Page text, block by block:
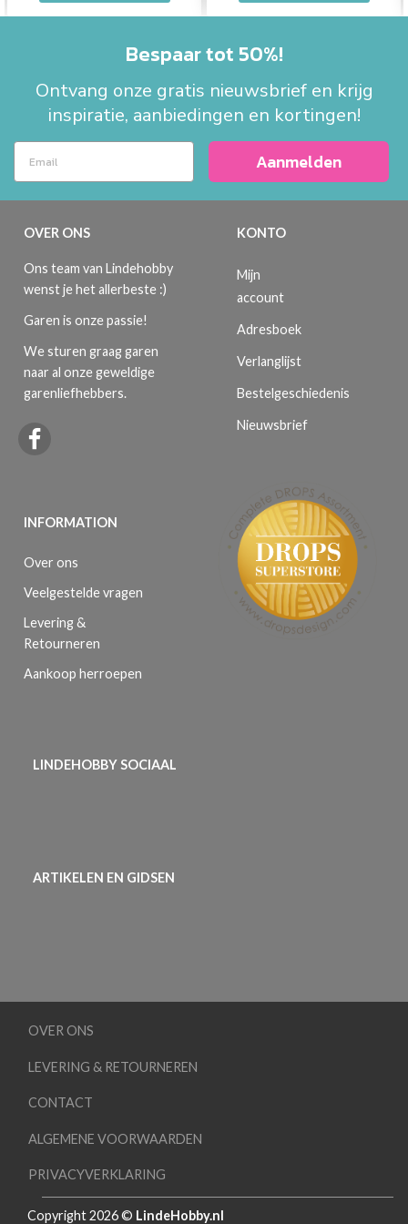
Bespaar tot 50%!
Ontvang onze gratis nieuwsbrief en krijg
inspiratie, aanbiedingen en kortingen!
Aanmelden
OVER ONS
Ons team van Lindehobby
wenst je het allerbeste :)
Garen is onze passie!
We sturen graag garen
naar al onze geweldige
garenliefhebbers.
INFORMATION
Over ons
Veelgestelde vragen
Levering &
Retourneren
Aankoop herroepen
KONTO
Mijn
account
Adresboek
Verlanglijst
Bestelgeschiedenis
Nieuwsbrief
LINDEHOBBY SOCIAAL
ARTIKELEN EN GIDSEN
OVER ONS
LEVERING & RETOURNEREN
CONTACT
ALGEMENE VOORWAARDEN
PRIVACYVERKLARING
Copyright 2026 © LindeHobby.nl